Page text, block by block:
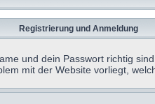
Registrierung und Anmeldung
und dein Passwort richtig
mit der Website vorliegt,